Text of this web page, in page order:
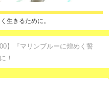
生きるために。
】『マリンブルーに煌めく誓
！